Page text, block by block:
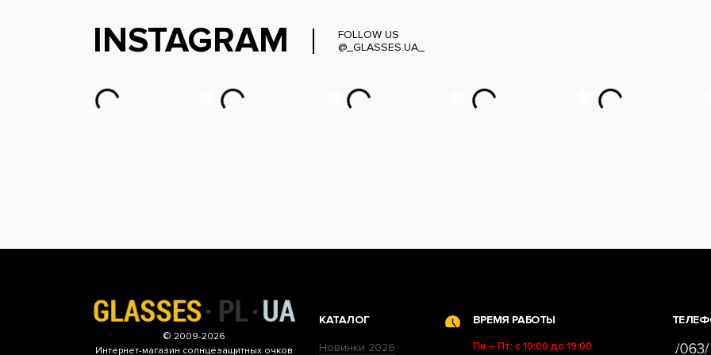
INSTAGRAM
FOLLOW US
@_GLASSES.UA_
© 2009-2026
Интернет-магазин солнцезащитных очков
КАТАЛОГ
Новинки 2026
ВРЕМЯ РАБОТЫ
Пн – Пт: с 10:00 до 19:00